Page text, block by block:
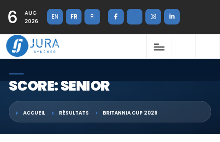
6
AUG
2026
EN FR FI
SCORE: SENIOR
ACCUEIL RÉSULTATS BRITANNIA CUP 2026